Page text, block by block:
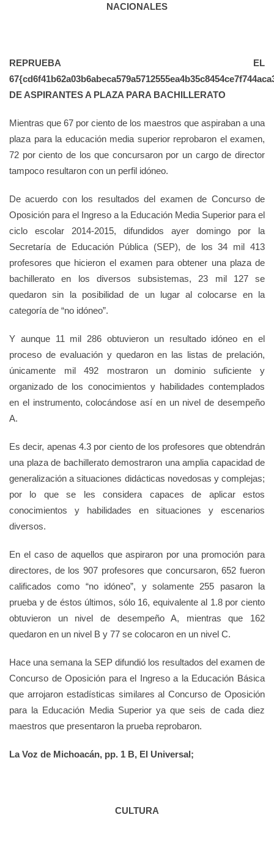
NACIONALES
REPRUEBA EL
DE ASPIRANTES A PLAZA PARA BACHILLERATO
Mientras que 67 por ciento de los maestros que aspiraban a una
plaza para la educación media superior reprobaron el examen,
72 por ciento de los que concursaron por un cargo de director
tampoco resultaron con un perfil idóneo.
De acuerdo con los resultados del examen de Concurso de
Oposición para el Ingreso a la Educación Media Superior para el
ciclo escolar 2014-2015, difundidos ayer domingo por la
Secretaría de Educación Pública (SEP), de los 34 mil 413
profesores que hicieron el examen para obtener una plaza de
bachillerato en los diversos subsistemas, 23 mil 127 se
quedaron sin la posibilidad de un lugar al colocarse en la
categoría de “no idóneo”.
Y aunque 11 mil 286 obtuvieron un resultado idóneo en el
proceso de evaluación y quedaron en las listas de prelación,
únicamente mil 492 mostraron un dominio suficiente y
organizado de los conocimientos y habilidades contemplados
en el instrumento, colocándose así en un nivel de desempeño
A.
Es decir, apenas 4.3 por ciento de los profesores que obtendrán
una plaza de bachillerato demostraron una amplia capacidad de
generalización a situaciones didácticas novedosas y complejas;
por lo que se les considera capaces de aplicar estos
conocimientos y habilidades en situaciones y escenarios
diversos.
En el caso de aquellos que aspiraron por una promoción para
directores, de los 907 profesores que concursaron, 652 fueron
calificados como “no idóneo”, y solamente 255 pasaron la
prueba y de éstos últimos, sólo 16, equivalente al 1.8 por ciento
obtuvieron un nivel de desempeño A, mientras que 162
quedaron en un nivel B y 77 se colocaron en un nivel C.
Hace una semana la SEP difundió los resultados del examen de
Concurso de Oposición para el Ingreso a la Educación Básica
que arrojaron estadísticas similares al Concurso de Oposición
para la Educación Media Superior ya que seis de cada diez
maestros que presentaron la prueba reprobaron.
La Voz de Michoacán, pp. 1 B, El Universal;
CULTURA